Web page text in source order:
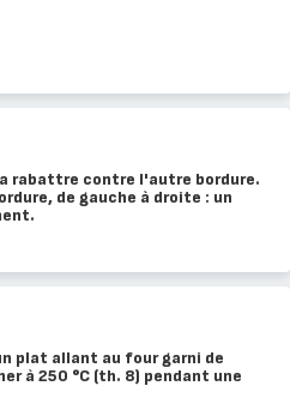
rabattre contre l'autre bordure.
de gauche à droite : un
plat allant au four garni de
à 250 °C (th. 8) pendant une